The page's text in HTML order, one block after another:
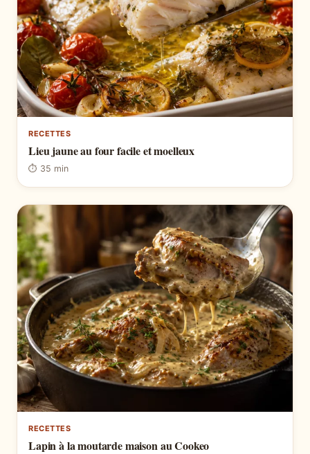
RECETTES
Lieu jaune au four facile et moelleux
⏱ 35 min
RECETTES
Lapin à la moutarde maison au Cookeo